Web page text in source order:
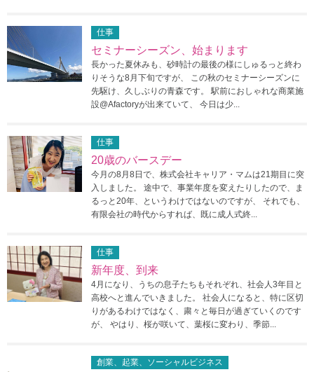
仕事
セミナーシーズン、始まります
長かった夏休みも、砂時計の最後の様にしゅるっと終わ
りそうな8月下旬ですが、 この秋のセミナーシーズンに
先駆け、久しぶりの青森です。 駅前におしゃれな商業施
設@Afactoryが出来ていて、 今日は少...
仕事
20歳のバースデー
今月の8月8日で、株式会社キャリア・マムは21期目に突
入しました。 途中で、事業年度を変えたりしたので、ま
るっと20年、というわけではないのですが、 それでも、
有限会社の時代からすれば、既に成人式終...
仕事
新年度、到来
4月になり、うちの息子たちもそれぞれ、社会人3年目と
高校へと進んでいきました。 社会人になると、特に区切
りがあるわけではなく、粛々と毎日が過ぎていくのです
が、 やはり、桜が咲いて、葉桜に変わり、季節...
創業、起業、ソーシャルビジネス